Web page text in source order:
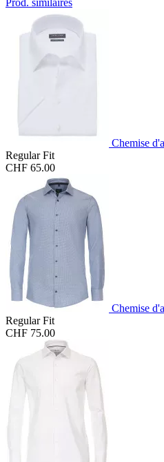
Chemise
Regular Fit
CHF 65.00
Chemise
Regular Fit
CHF 75.00